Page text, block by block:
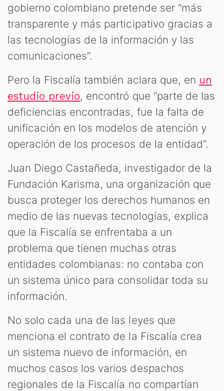
gobierno colombiano pretende ser “más
transparente y más participativo gracias a
las tecnologías de la información y las
comunicaciones”.
Pero la Fiscalía también aclara que, en un
estudio previo, encontró que “parte de las
deficiencias encontradas, fue la falta de
unificación en los modelos de atención y
operación de los procesos de la entidad”.
Juan Diego Castañeda, investigador de la
Fundación Karisma, una organización que
busca proteger los derechos humanos en
medio de las nuevas tecnologías, explica
que la Fiscalía se enfrentaba a un
problema que tienen muchas otras
entidades colombianas: no contaba con
un sistema único para consolidar toda su
información.
No solo cada una de las leyes que
menciona el contrato de la Fiscalía crea
un sistema nuevo de información, en
muchos casos los varios despachos
regionales de la Fiscalía no compartían